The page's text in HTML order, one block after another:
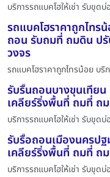
บริการรถแบคโฮให้เช่า รับขุด
รถแบคโฮราคาถูกไทร
ถอน รับถมที่ ถมดิน ป
วงจร
รถแบคโฮราคาถูกไทรน้อย บ
รับรื้นถอนบางขุนเทียน
เคลียร์ริ่งพื้นที่ ถมที่ ถม
บริการรถแบคโฮให้เช่า รับขุด
รับรื้อถอนเมืองนครปฐ
เคลียร์ริ่งพื้นที่ ถมที่ ถม
บริการรถแบคโฮให้เช่า รับขุด